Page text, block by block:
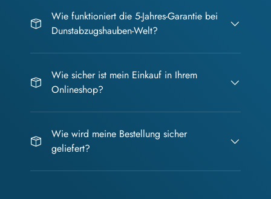
Wie funktioniert die 5-Jahres-Garantie bei
Dunstabzugshauben-Welt?
Wie sicher ist mein Einkauf in Ihrem
Onlineshop?
Wie wird meine Bestellung sicher
geliefert?